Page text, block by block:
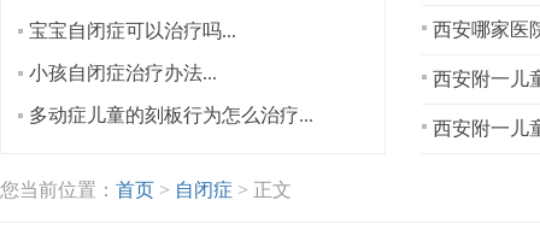
宝宝自闭症可以治疗吗...
小孩自闭症治疗办法...
多动症儿童的刻板行为怎么治疗...
西安附一儿
西安附一儿
您当前位置： 首页 > 自闭症 > 正文